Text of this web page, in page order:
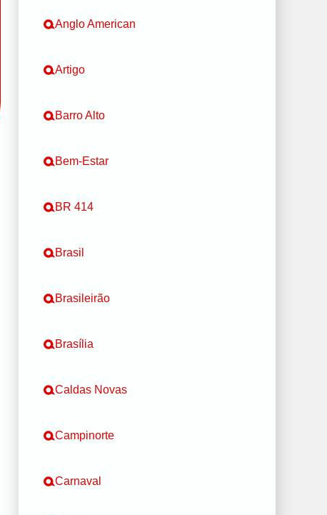
Anglo American
Artigo
Barro Alto
Bem-Estar
BR 414
Brasil
Brasileirão
Brasília
Caldas Novas
Campinorte
Carnaval